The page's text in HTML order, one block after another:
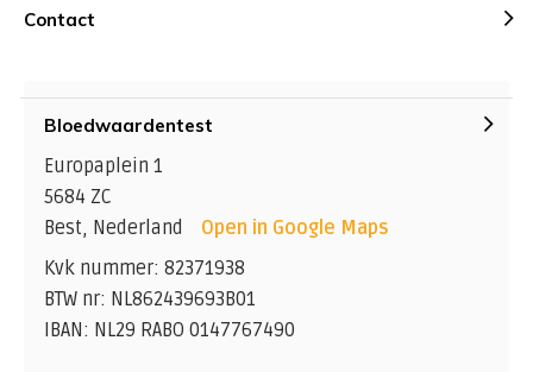
om alcoholgebruik te beperken of te vermijden.
de symptomen verergeren.
Stressbeheersingstechnieken, zoals yoga of meditatie,
kunnen nuttig zijn.
Regelmatige lichaamsbeweging: Matige
lichaamsbeweging kan de algehele gezondheid
bevorderen en de leverfunctie ondersteunen.
Het is verstandig om deze aanpassingen in overleg met
een arts of behandelaar te bespreken, omdat de
Contact
Bloedwaardentest
Europaplein 1
5684 ZC
Best, Nederland
Open in Google Maps
Kvk nummer: 82371938
BTW nr: NL862439693B01
IBAN: NL29 RABO 0147767490